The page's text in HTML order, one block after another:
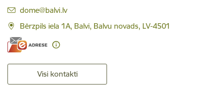
E-pasts:
dome@balvi.lv
Bērzpils iela 1A, Balvi, Balvu novads, LV-4501
Visi kontakti